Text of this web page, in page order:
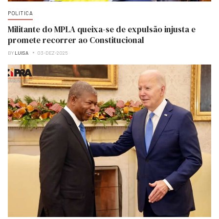
POLITICA
Militante do MPLA queixa-se de expulsão injusta e
promete recorrer ao Constitucional
BY LUISA 03-DEZ-2025